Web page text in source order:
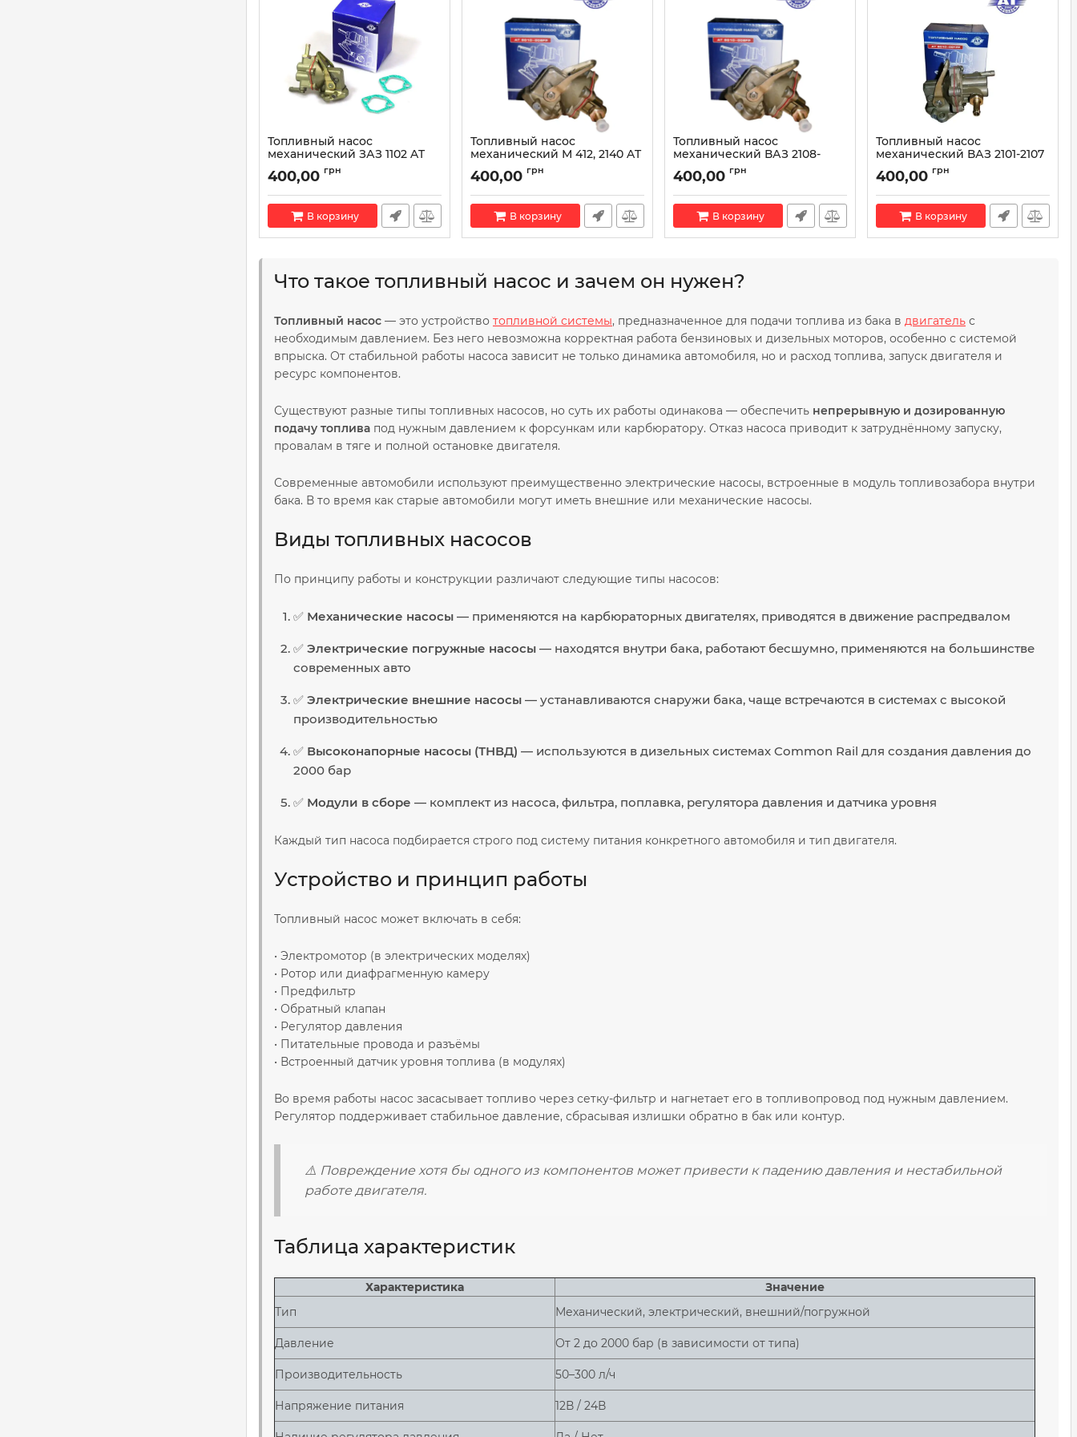
Топливный насос
механический ЗАЗ 1102 AT
6010-102FP
Артикул: AT 6010-102FP
400,00 грн
В корзину
Топливный насос
механический М 412, 2140 AT
6010-041FP
Артикул: AT 6010-041FP
400,00 грн
В корзину
Топливный насос
механический ВАЗ 2108-
21099 AT 6010-008FP
Артикул: AT 6010-008FP
400,00 грн
В корзину
Топливный насос
механический ВАЗ 2101-2107
AT 6010-001FP
Артикул: AT 6010-001FP
400,00 грн
В корзину
Что такое топливный насос и зачем он нужен?
Топливный насос — это устройство топливной системы, предназначенное для подачи топлива из бака в двигатель с
необходимым давлением. Без него невозможна корректная работа бензиновых и дизельных моторов, особенно с системой
впрыска. От стабильной работы насоса зависит не только динамика автомобиля, но и расход топлива, запуск двигателя и
ресурс компонентов.
Существуют разные типы топливных насосов, но суть их работы одинакова — обеспечить непрерывную и дозированную
подачу топлива под нужным давлением к форсункам или карбюратору. Отказ насоса приводит к затруднённому запуску,
провалам в тяге и полной остановке двигателя.
Современные автомобили используют преимущественно электрические насосы, встроенные в модуль топливозабора внутри
бака. В то время как старые автомобили могут иметь внешние или механические насосы.
Виды топливных насосов
По принципу работы и конструкции различают следующие типы насосов:
✅ Механические насосы — применяются на карбюраторных двигателях, приводятся в движение распредвалом
✅ Электрические погружные насосы — находятся внутри бака, работают бесшумно, применяются на большинстве
современных авто
✅ Электрические внешние насосы — устанавливаются снаружи бака, чаще встречаются в системах с высокой
производительностью
✅ Высоконапорные насосы (ТНВД) — используются в дизельных системах Common Rail для создания давления до
2000 бар
✅ Модули в сборе — комплект из насоса, фильтра, поплавка, регулятора давления и датчика уровня
Каждый тип насоса подбирается строго под систему питания конкретного автомобиля и тип двигателя.
Устройство и принцип работы
Топливный насос может включать в себя:
• Электромотор (в электрических моделях)
• Ротор или диафрагменную камеру
• Предфильтр
• Обратный клапан
• Регулятор давления
• Питательные провода и разъёмы
• Встроенный датчик уровня топлива (в модулях)
Во время работы насос засасывает топливо через сетку-фильтр и нагнетает его в топливопровод под нужным давлением.
Регулятор поддерживает стабильное давление, сбрасывая излишки обратно в бак или контур.
⚠️ Повреждение хотя бы одного из компонентов может привести к падению давления и нестабильной
работе двигателя.
Таблица характеристик
Характеристика
Значение
Тип
Механический, электрический, внешний/погружной
Давление От 2 до 2000 бар (в зависимости от типа)
Производительность 50–300 л/ч
Напряжение питания 12В / 24В